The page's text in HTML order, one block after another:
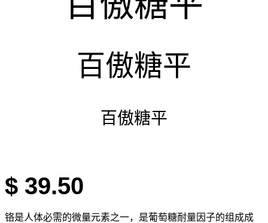
百傲糖平
百傲糖平
$ 39.50
铬是人体必需的微量元素之一，是葡萄糖耐量因子的组成成